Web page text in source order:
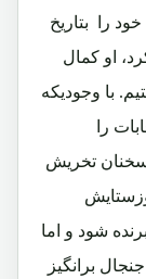
را بتاریخ
او کمال
با وجودیکه
را
سخنان تخریش
شود و اما
برانگیز